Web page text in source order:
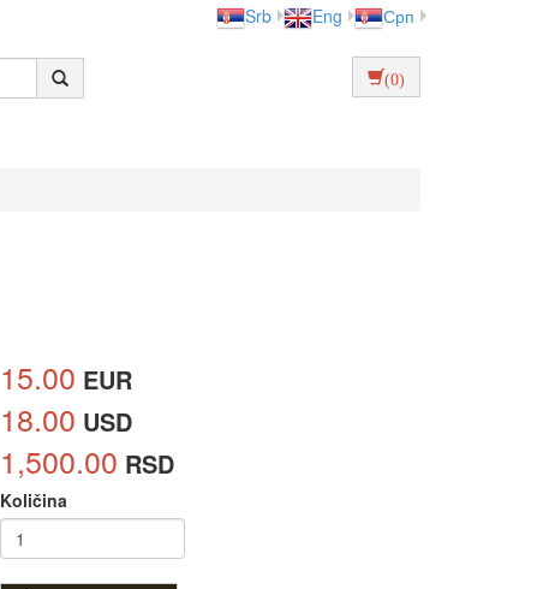
Srb Eng Срп
(0)
15.00 EUR
18.00 USD
1,500.00 RSD
Količina